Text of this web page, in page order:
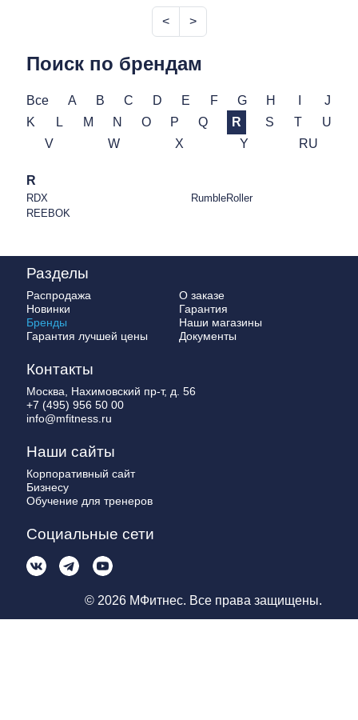
< >
Поиск по брендам
Все A B C D E F G H
J
K
L M N O P Q R S T
U
V
W X Y RU
R
RDX
REEBOK
RumbleRoller
Разделы
Распродажа
Новинки
Бренды
Гарантия лучшей цены
О заказе
Гарантия
Наши магазины
Документы
Контакты
Москва, Нахимовский пр-т, д. 56
+7 (495) 956 50 00
info@mfitness.ru
Наши сайты
Корпоративный сайт
Бизнесу
Обучение для тренеров
Социальные сети
© 2026 МФитнес. Все права защищены.